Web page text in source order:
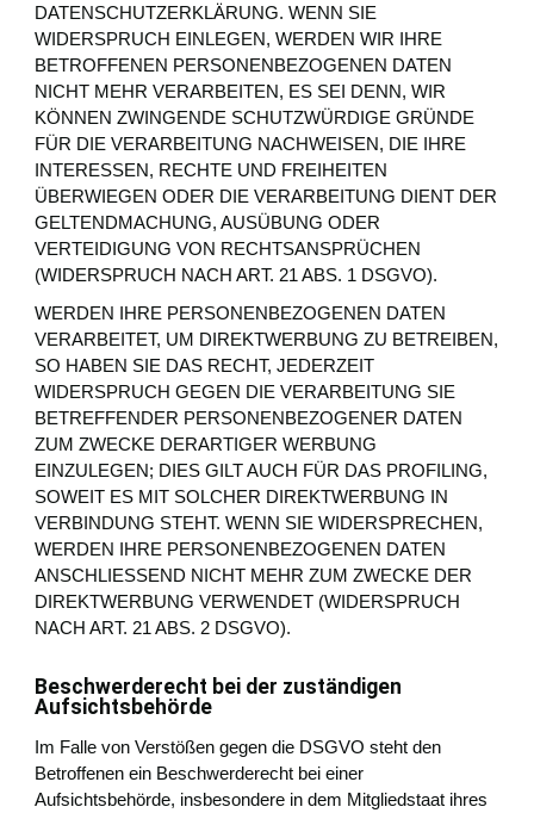
DATENSCHUTZERKLÄRUNG. WENN SIE
WIDERSPRUCH EINLEGEN, WERDEN WIR IHRE
BETROFFENEN PERSONENBEZOGENEN DATEN
NICHT MEHR VERARBEITEN, ES SEI DENN, WIR
KÖNNEN ZWINGENDE SCHUTZWÜRDIGE GRÜNDE
FÜR DIE VERARBEITUNG NACHWEISEN, DIE IHRE
INTERESSEN, RECHTE UND FREIHEITEN
ÜBERWIEGEN ODER DIE VERARBEITUNG DIENT DER
GELTENDMACHUNG, AUSÜBUNG ODER
VERTEIDIGUNG VON RECHTSANSPRÜCHEN
(WIDERSPRUCH NACH ART. 21 ABS. 1 DSGVO).
WERDEN IHRE PERSONENBEZOGENEN DATEN
VERARBEITET, UM DIREKTWERBUNG ZU BETREIBEN,
SO HABEN SIE DAS RECHT, JEDERZEIT
WIDERSPRUCH GEGEN DIE VERARBEITUNG SIE
BETREFFENDER PERSONENBEZOGENER DATEN
ZUM ZWECKE DERARTIGER WERBUNG
EINZULEGEN; DIES GILT AUCH FÜR DAS PROFILING,
SOWEIT ES MIT SOLCHER DIREKTWERBUNG IN
VERBINDUNG STEHT. WENN SIE WIDERSPRECHEN,
WERDEN IHRE PERSONENBEZOGENEN DATEN
ANSCHLIESSEND NICHT MEHR ZUM ZWECKE DER
DIREKTWERBUNG VERWENDET (WIDERSPRUCH
NACH ART. 21 ABS. 2 DSGVO).
Beschwerde­recht bei der zuständigen
Aufsichts­behörde
Im Falle von Verstößen gegen die DSGVO steht den
Betroffenen ein Beschwerderecht bei einer
Aufsichtsbehörde, insbesondere in dem Mitgliedstaat ihres